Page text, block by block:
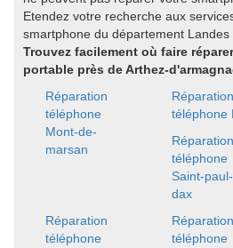
Etendez votre recherche aux
smartphone du département Landes
Trouvez facilement où faire
portable près de Arthez-
Réparation
téléphone
Mont-de-
marsan
Réparation
téléphone
Réparation
téléphone
Saint-
dax
Réparation
téléphone
Réparation
téléphone